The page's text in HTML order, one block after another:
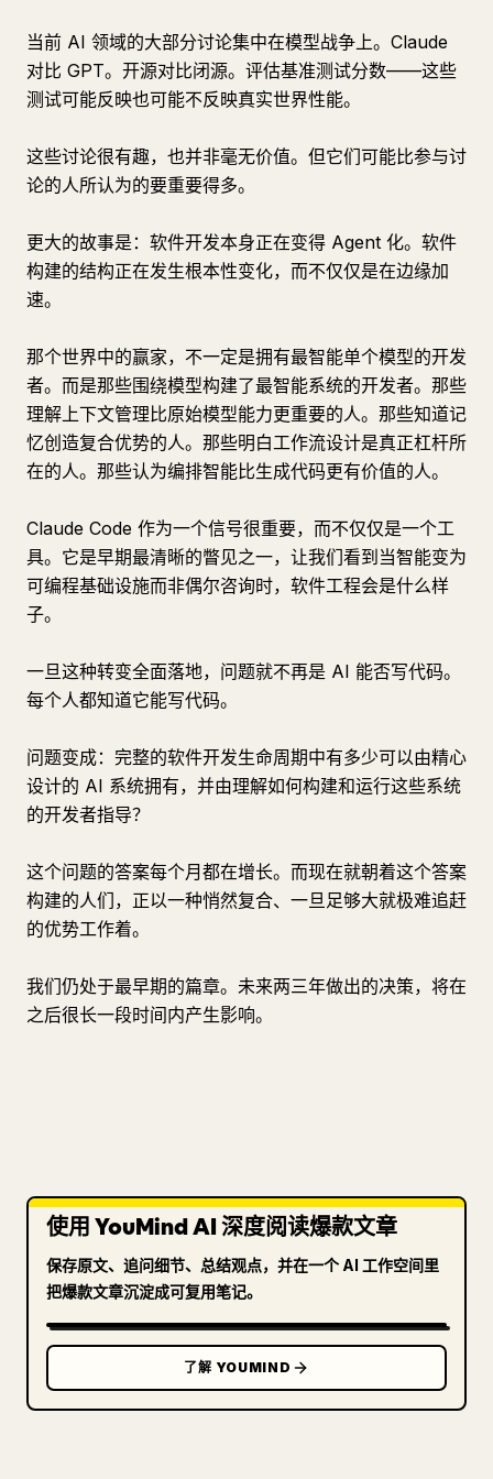
当前 AI 领域的大部分讨论集中在模型战争上。Claude
对比 GPT。开源对比闭源。评估基准测试分数——这些
测试可能反映也可能不反映真实世界性能。
这些讨论很有趣，也并非毫无价值。但它们可能比参与讨
论的人所认为的要重要得多。
更大的故事是：软件开发本身正在变得 Agent 化。软件
构建的结构正在发生根本性变化，而不仅仅是在边缘加
速。
那个世界中的赢家，不一定是拥有最智能单个模型的开发
者。而是那些围绕模型构建了最智能系统的开发者。那些
理解上下文管理比原始模型能力更重要的人。那些知道记
忆创造复合优势的人。那些明白工作流设计是真正杠杆所
在的人。那些认为编排智能比生成代码更有价值的人。
Claude Code 作为一个信号很重要，而不仅仅是一个工
具。它是早期最清晰的瞥见之一，让我们看到当智能变为
可编程基础设施而非偶尔咨询时，软件工程会是什么样
子。
一旦这种转变全面落地，问题就不再是 AI 能否写代码。
每个人都知道它能写代码。
问题变成：完整的软件开发生命周期中有多少可以由精心
设计的 AI 系统拥有，并由理解如何构建和运行这些系统
的开发者指导？
这个问题的答案每个月都在增长。而现在就朝着这个答案
构建的人们，正以一种悄然复合、一旦足够大就极难追赶
的优势工作着。
我们仍处于最早期的篇章。未来两三年做出的决策，将在
之后很长一段时间内产生影响。
使用 YouMind AI 深度阅读爆款文章
保存原文、追问细节、总结观点，并在一个 AI 工作空间里
把爆款文章沉淀成可复用笔记。
了解 YOUMIND